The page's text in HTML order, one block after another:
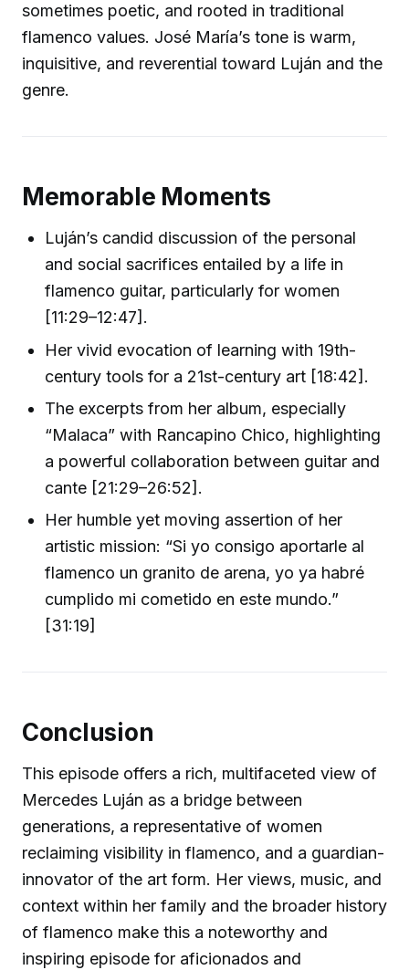
sometimes poetic, and rooted in traditional
flamenco values. José María’s tone is warm,
inquisitive, and reverential toward Luján and the
genre.
Memorable Moments
Luján’s candid discussion of the personal
and social sacrifices entailed by a life in
flamenco guitar, particularly for women
[11:29–12:47].
Her vivid evocation of learning with 19th-
century tools for a 21st-century art [18:42].
The excerpts from her album, especially
“Malaca” with Rancapino Chico, highlighting
a powerful collaboration between guitar and
cante [21:29–26:52].
Her humble yet moving assertion of her
artistic mission: “Si yo consigo aportarle al
flamenco un granito de arena, yo ya habré
cumplido mi cometido en este mundo.”
[31:19]
Conclusion
This episode offers a rich, multifaceted view of
Mercedes Luján as a bridge between
generations, a representative of women
reclaiming visibility in flamenco, and a guardian-
innovator of the art form. Her views, music, and
context within her family and the broader history
of flamenco make this a noteworthy and
inspiring episode for aficionados and